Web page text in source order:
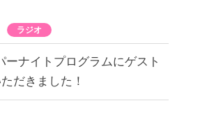
ラジオ
ーナイトプログラムにゲスト
だきました！